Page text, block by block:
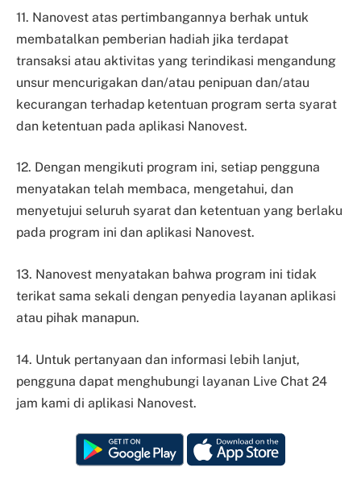
11. Nanovest atas pertimbangannya berhak untuk
membatalkan pemberian hadiah jika terdapat
transaksi atau aktivitas yang terindikasi mengandung
unsur mencurigakan dan/atau penipuan dan/atau
kecurangan terhadap ketentuan program serta syarat
dan ketentuan pada aplikasi Nanovest.
12. Dengan mengikuti program ini, setiap pengguna
menyatakan telah membaca, mengetahui, dan
menyetujui seluruh syarat dan ketentuan yang berlaku
pada program ini dan aplikasi Nanovest.
13. Nanovest menyatakan bahwa program ini tidak
terikat sama sekali dengan penyedia layanan aplikasi
atau pihak manapun.
14. Untuk pertanyaan dan informasi lebih lanjut,
pengguna dapat menghubungi layanan Live Chat 24
jam kami di aplikasi Nanovest.